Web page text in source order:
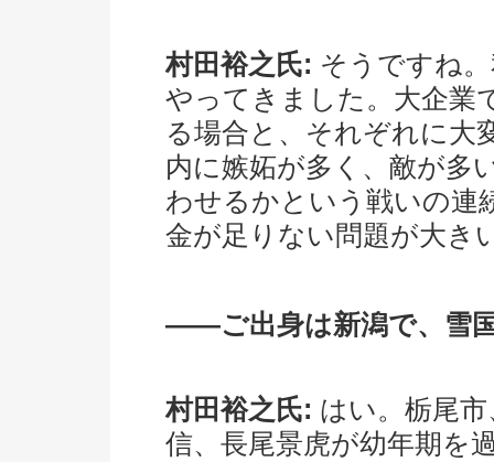
村田裕之氏: そうですね
やってきました。大企業
る場合と、それぞれに大
内に嫉妬が多く、敵が多
わせるかという戦いの連
金が足りない問題が大き
――ご出身は新潟で、雪
村田裕之氏: はい。栃尾
信、長尾景虎が幼年期を